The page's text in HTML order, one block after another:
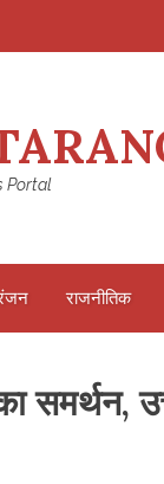
Portal
राजनीतिक
समर्थन,